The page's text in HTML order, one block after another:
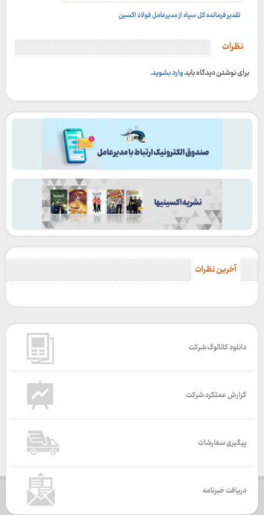
در حاشیه برگزاری جام رسانه های کشور؛
تقدیر فرمانده کل سپاه از مدیرعامل فولاد اکسین
نظرات
برای نوشتن دیدگاه بایدوارد بشوید.
آخرین نظرات
دانلود کاتالوگ شرکت
گزارش عملکرد شرکت
پیگیری سفارشات
دریافت خبرنامه